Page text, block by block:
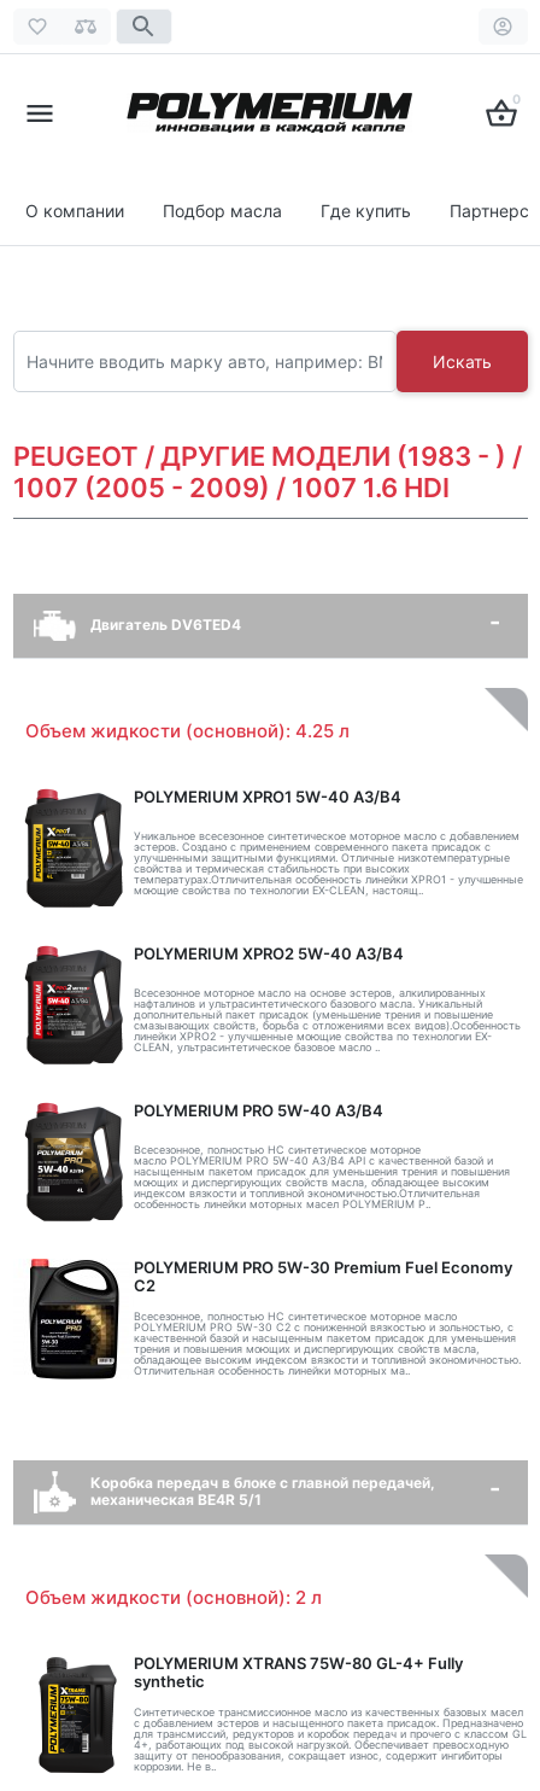
0
О компании Подбор масла Где купить
Искать
PEUGEOT / ДРУГИЕ МОДЕЛИ (1983 - ) /
1007 (2005 - 2009) / 1007 1.6 HDI
Двигатель DV6TED4
Объем жидкости (основной): 4.25 л
POLYMERIUM XPRO1 5W-40 A3/B4
Уникальное всесезонное синтетическое моторное масло с добавлением
эстеров. Создано с применением современного пакета присадок с
улучшенными защитными функциями. Отличные низкотемпературные
свойства и термическая стабильность при высоких
температурах.Отличительная особенность линейки XPRO1 - улучшенные
моющие свойства по технологии EX-CLEAN, настоящ..
POLYMERIUM XPRO2 5W-40 A3/B4
Всесезонное моторное масло на основе эстеров, алкилированных
нафталинов и ультрасинтетического базового масла. Уникальный
дополнительный пакет присадок (уменьшение трения и повышение
смазывающих свойств, борьба с отложениями всех видов).Особенность
линейки XPRO2 - улучшенные моющие свойства по технологии EX-
CLEAN, ультрасинтетическое базовое масло ..
POLYMERIUM PRO 5W-40 A3/B4
Всесезонное, полностью HC синтетическое моторное
масло POLYMERIUM PRO 5W-40 A3/B4 API с качественной базой и
насыщенным пакетом присадок для уменьшения трения и повышения
моющих и диспергирующих свойств масла, обладающее высоким
индексом вязкости и топливной экономичностью.Отличительная
особенность линейки моторных масел POLYMERIUM P..
POLYMERIUM PRO 5W-30 Premium Fuel Economy
С2
Всесезонное, полностью HC синтетическое моторное масло
POLYMERIUM PRO 5W-30 C2 с пониженной вязкостью и зольностью, с
качественной базой и насыщенным пакетом присадок для уменьшения
трения и повышения моющих и диспергирующих свойств масла,
обладающее высоким индексом вязкости и топливной экономичностью.
Отличительная особенность линейки моторных ма..
Коробка передач в блоке с главной передачей,
механическая BE4R 5/1
Объем жидкости (основной): 2 л
POLYMERIUM XTRANS 75W-80 GL-4+ Fully
synthetic
Синтетическое трансмиссионное масло из качественных базовых масел
с добавлением эстеров и насыщенного пакета присадок. Предназначено
для трансмиссий, редукторов и коробок передач и прочего с классом GL
4+, работающих под высокой нагрузкой. Обеспечивает превосходную
защиту от пенообразования, сокращает износ, содержит ингибиторы
коррозии. Не в..